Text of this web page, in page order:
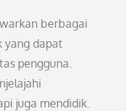
berbagai
yang dapat
pengguna.
juga mendidik.